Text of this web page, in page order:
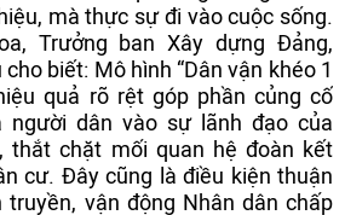
mà thực sự đi vào cuộc sống.
Trưởng ban Xây dựng Đảng,
biết: Mô hình “Dân vận khéo 1
quả rõ rệt góp phần củng cố
dân vào sự lãnh đạo của
thắt chặt mối quan hệ đoàn kết
cư. Đây cũng là điều kiện thuận
truyền, vận động Nhân dân chấp